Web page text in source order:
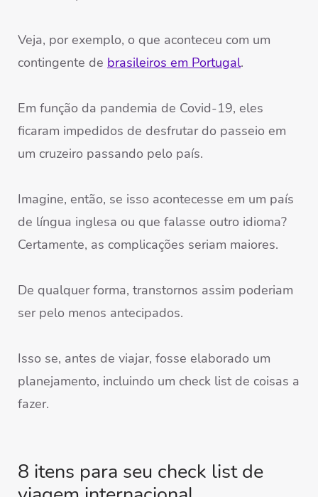
Veja, por exemplo, o que aconteceu com um
contingente de brasileiros em Portugal.
Em função da pandemia de Covid-19, eles
ficaram impedidos de desfrutar do passeio em
um cruzeiro passando pelo país.
Imagine, então, se isso acontecesse em um país
de língua inglesa ou que falasse outro idioma?
Certamente, as complicações seriam maiores.
De qualquer forma, transtornos assim poderiam
ser pelo menos antecipados.
Isso se, antes de viajar, fosse elaborado um
planejamento, incluindo um check list de coisas a
fazer.
8 itens para seu check list de